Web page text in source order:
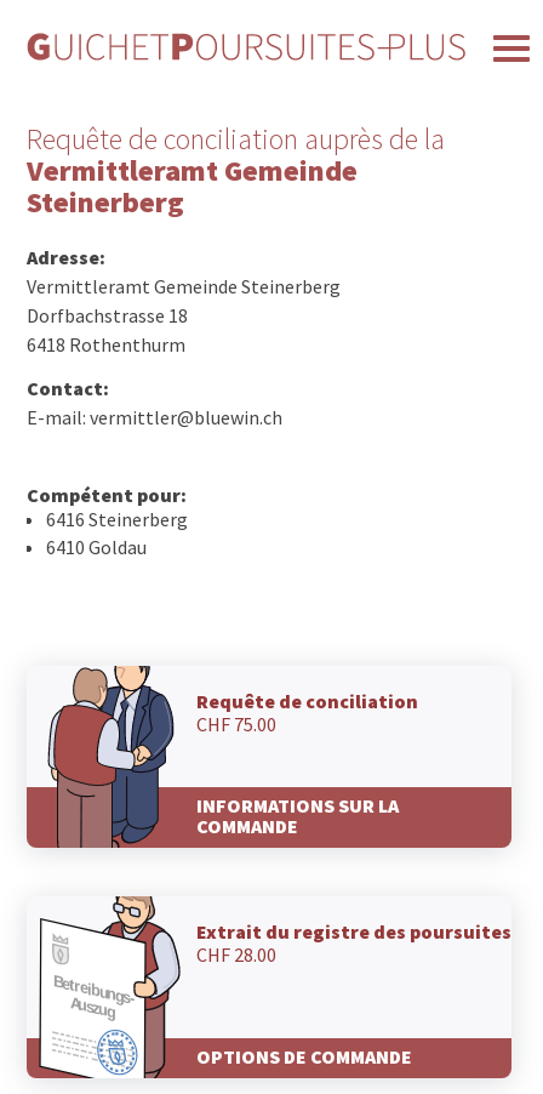
Requête de conciliation auprès de la
Vermittleramt Gemeinde
Steinerberg
Adresse:
Vermittleramt Gemeinde Steinerberg
Dorfbachstrasse 18
6418 Rothenthurm
Contact:
E-mail: vermittler@bluewin.ch
Compétent pour:
6416 Steinerberg
6410 Goldau
Requête de conciliation
CHF 75.00
INFORMATIONS SUR LA
COMMANDE
Extrait du registre des poursuites
CHF 28.00
OPTIONS DE COMMANDE